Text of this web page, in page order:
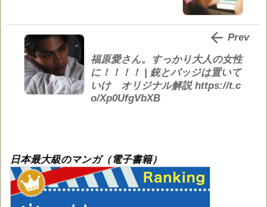
福原愛さん。すっかり大人の女性
に！！！！ | 銃とバッジは置いて
いけ オリジナル解説 https://t.c
o/Xp0UfgVbXB
 Prev
日本最大級のマンガ（電子書籍）